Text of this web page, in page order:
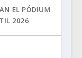
EL PÓDIUM
2026